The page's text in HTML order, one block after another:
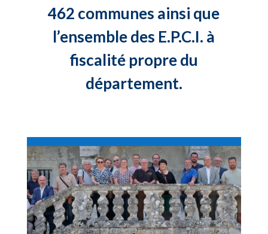
462 communes ainsi que
l’ensemble des E.P.C.I. à
fiscalité propre du
département.